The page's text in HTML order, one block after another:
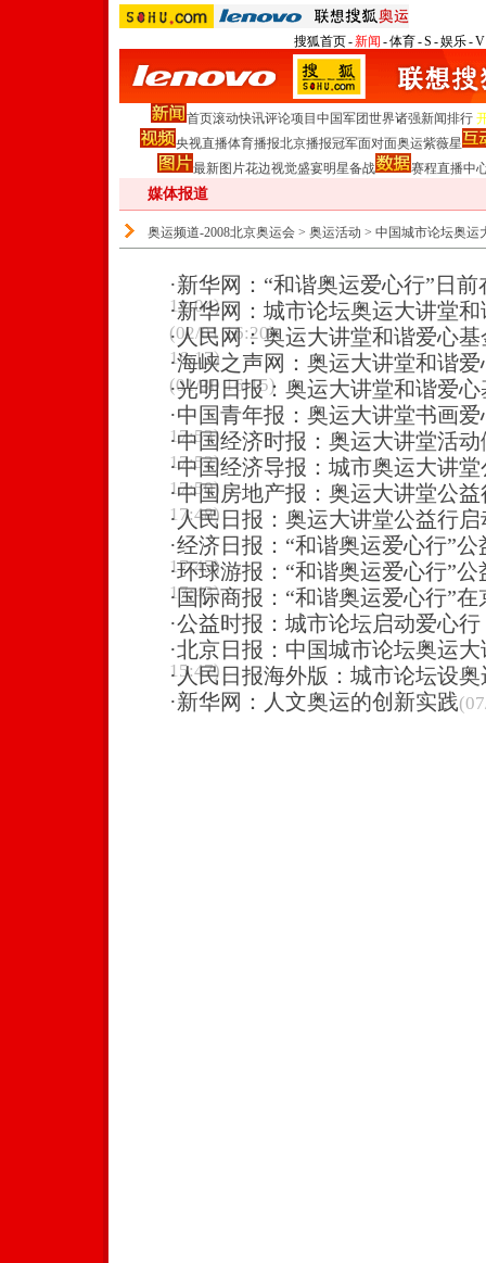
搜狐首页-新闻 -体育-S -娱乐-V
首页滚动快讯评论项目 中国军团世界诸强新闻排行
央视直播体育播报北京播报冠军面对面奥运紫薇星
最新图片花边视觉盛宴明星备战 赛程直播中
媒体报道
奥运频道-2008北京奥运会 > 奥运活动 > 中国城市论坛奥运
·新华网：“和谐奥运爱心行”日
11:04)
·新华网：城市论坛奥运大讲堂
(02/01 16:20)
·人民网：奥运大讲堂和谐爱心
16:17)
·海峡之声网：奥运大讲堂和谐
(01/30 16:15)
·光明日报：奥运大讲堂和谐爱
·中国青年报：奥运大讲堂书画
17:53)
·中国经济时报：奥运大讲堂活动
17:52)
·中国经济导报：城市奥运大讲
17:50)
·中国房地产报：奥运大讲堂公
17:48)
·人民日报：奥运大讲堂公益行启
·经济日报：“和谐奥运爱心行”公
17:45)
·环球游报：“和谐奥运爱心行”公
17:43)
·国际商报：“和谐奥运爱心行”在
·公益时报：城市论坛启动爱心
·北京日报：中国城市论坛奥运
15:47)
·人民日报海外版：城市论坛设
·新华网：人文奥运的创新实践